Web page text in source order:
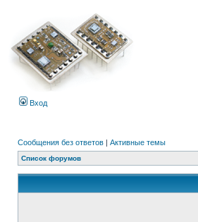
Вход
Сообщения без ответов | Активные темы
Список форумов